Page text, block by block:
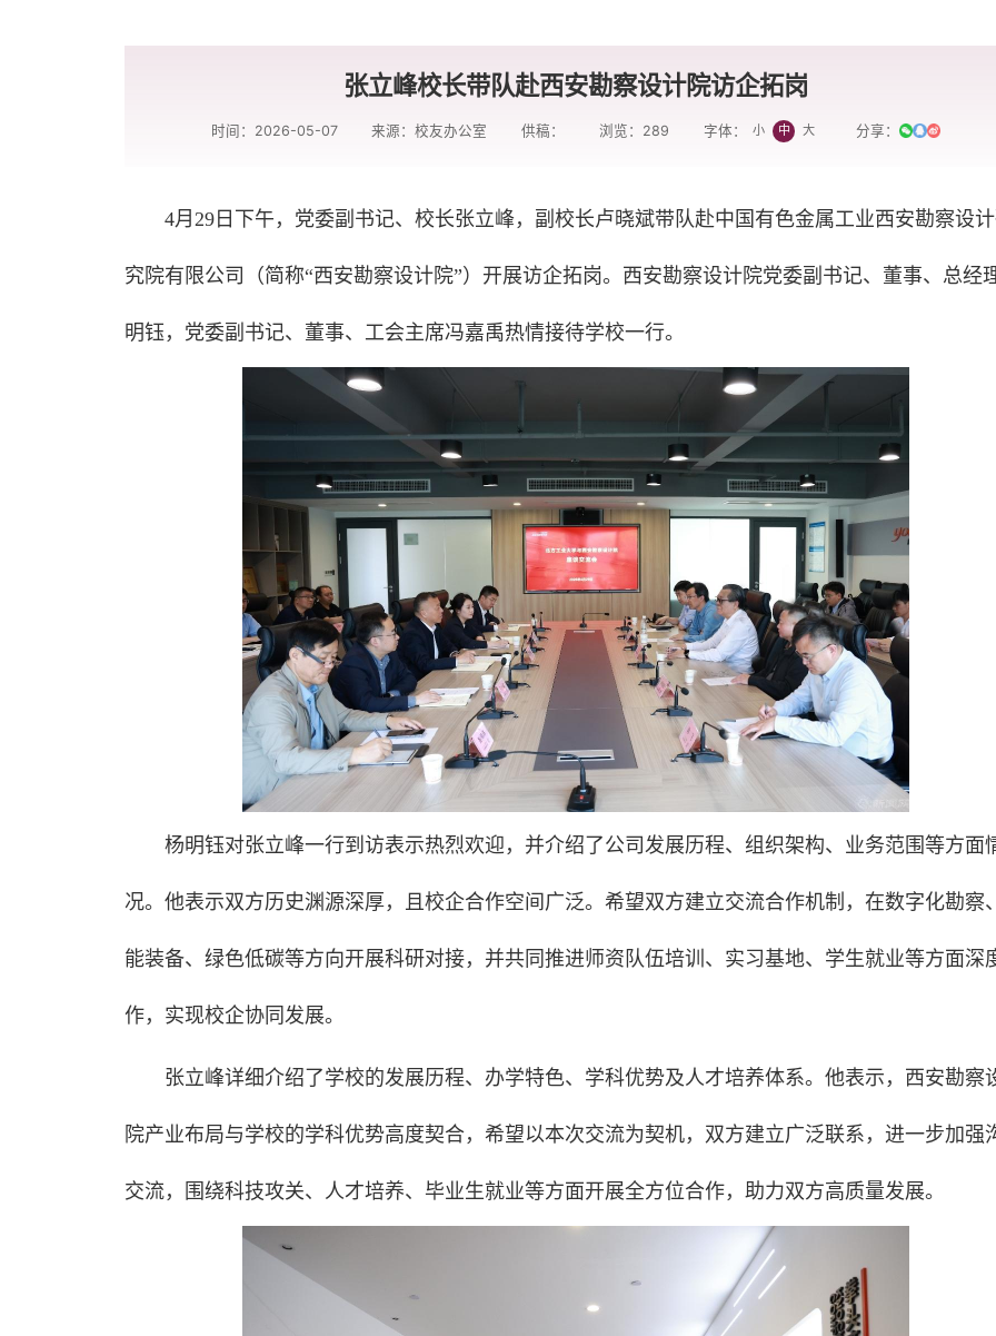
张立峰校长带队赴西安勘察设计院访企拓岗
时间：2026-05-07 来源：校友办公室 供稿： 浏览： 289 字体： 小 中 大 分享：
4月29日下午，党委副书记、校长张立峰，副校长卢晓斌带队赴中国有色金属工业西安勘察设
究院有限公司（简称“西安勘察设计院”）开展访企拓岗。西安勘察设计院党委副书记、董事、总经
明钰，党委副书记、董事、工会主席冯嘉禹热情接待学校一行。
杨明钰对张立峰一行到访表示热烈欢迎，并介绍了公司发展历程、组织架构、业务范围等方面
况。他表示双方历史渊源深厚，且校企合作空间广泛。希望双方建立交流合作机制，在数字化勘察
能装备、绿色低碳等方向开展科研对接，并共同推进师资队伍培训、实习基地、学生就业等方面深
作，实现校企协同发展。
张立峰详细介绍了学校的发展历程、办学特色、学科优势及人才培养体系。他表示，西安勘察
院产业布局与学校的学科优势高度契合，希望以本次交流为契机，双方建立广泛联系，进一步加强
交流，围绕科技攻关、人才培养、毕业生就业等方面开展全方位合作，助力双方高质量发展。